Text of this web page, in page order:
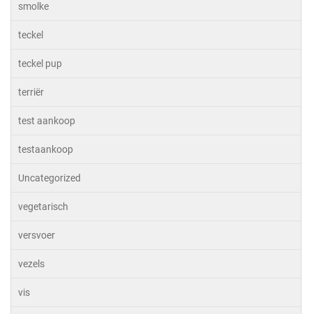
smolke
teckel
teckel pup
terriër
test aankoop
testaankoop
Uncategorized
vegetarisch
versvoer
vezels
vis